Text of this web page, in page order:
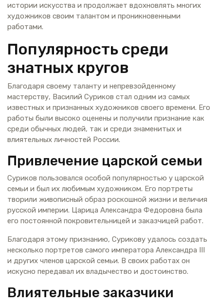
истории искусства и продолжает вдохновлять многих
художников своим талантом и проникновенными
работами.
Популярность среди
знатных кругов
Благодаря своему таланту и непревзойденному
мастерству, Василий Суриков стал одним из самых
известных и признанных художников своего времени. Его
работы были высоко оценены и получили признание как
среди обычных людей, так и среди знаменитых и
влиятельных личностей России.
Привлечение царской семьи
Суриков пользовался особой популярностью у царской
семьи и был их любимым художником. Его портреты
творили живописный образ роскошной жизни и величия
русской империи. Царица Александра Федоровна была
его постоянной покровительницей и заказчицей работ.
Благодаря этому признанию, Сурикову удалось создать
несколько портретов самого императора Александра III
и других членов царской семьи. В своих работах он
искусно передавал их владычество и достоинство.
Влиятельные заказчики